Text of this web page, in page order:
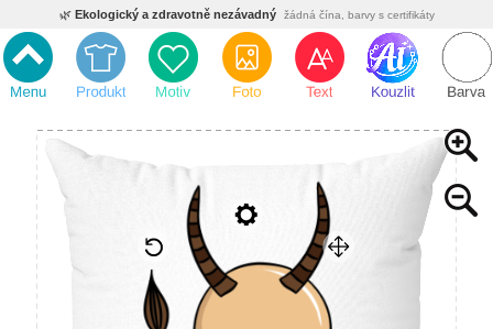
🌿 Ekologický a zdravotně nezávadný žádná čína, barvy s certifikáty
💡Inovativní výroba vlastní vývoj, nejnovější technologie
⚡ Rychlé dodání expedujeme do 24h
🏢 Výhodné pro firmy velké množstevní slevy
🔥 Kvalita pod kontrolou jsme přímý výrobce, žádný zprostředkovatel
Český eshop s tradicí od roku 2010